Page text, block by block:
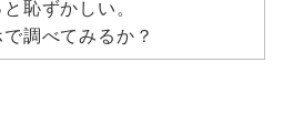
恥ずかしい。
調べてみるか？